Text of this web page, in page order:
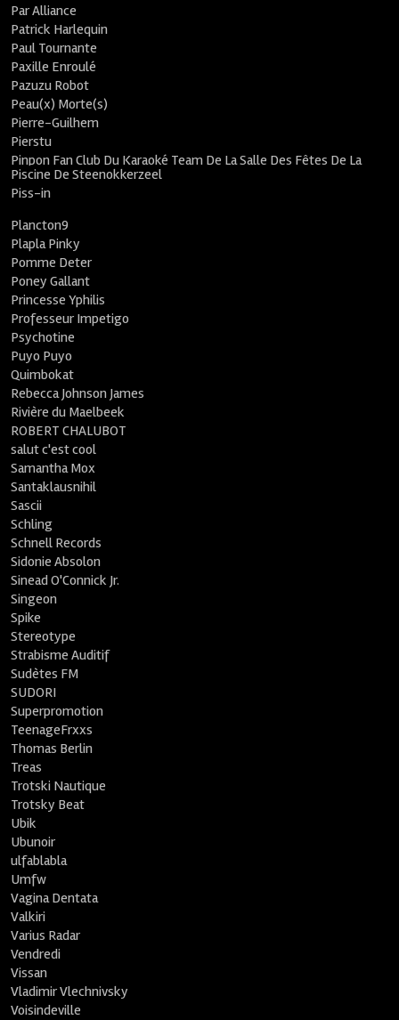
Par Alliance
Patrick Harlequin
Paul Tournante
Paxille Enroulé
Pazuzu Robot
Peau(x) Morte(s)
Pierre-Guilhem
Pierstu
Pinpon Fan Club Du Karaoké Team De La Salle Des Fêtes De La
Piscine De Steenokkerzeel
Piss-in
Plancton9
Plapla Pinky
Pomme Deter
Poney Gallant
Princesse Yphilis
Professeur Impetigo
Psychotine
Puyo Puyo
Quimbokat
Rebecca Johnson James
Rivière du Maelbeek
ROBERT CHALUBOT
salut c'est cool
Samantha Mox
Santaklausnihil
Sascii
Schling
Schnell Records
Sidonie Absolon
Sinead O'Connick Jr.
Singeon
Spike
Stereotype
Strabisme Auditif
Sudètes FM
SUDORI
Superpromotion
TeenageFrxxs
Thomas Berlin
Treas
Trotski Nautique
Trotsky Beat
Ubik
Ubunoir
ulfablabla
Umfw
Vagina Dentata
Valkiri
Varius Radar
Vendredi
Vissan
Vladimir Vlechnivsky
Voisindeville